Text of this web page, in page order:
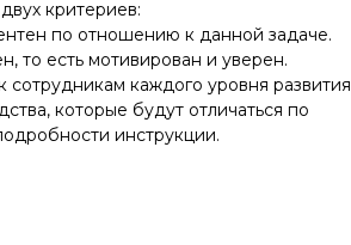
критериев:
по отношению к данной задаче.
то есть мотивирован и уверен.
сотрудникам каждого уровня развития
которые будут отличаться по
инструкции.